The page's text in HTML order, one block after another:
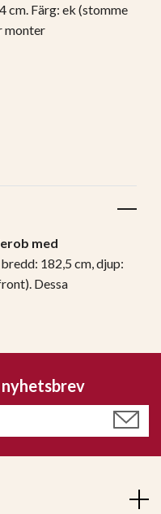
cm. Färg: ek (stomme
monter
med
182,5 cm, djup:
Dessa